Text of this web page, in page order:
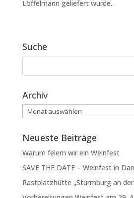
Löffelmann geliefert wurde. .
Suche
Archiv
Archiv
Neueste Beiträge
Warum feiern wir ein Weinfest
SAVE THE DATE – Weinfest in
Rastplatzhütte „Sturmburg an